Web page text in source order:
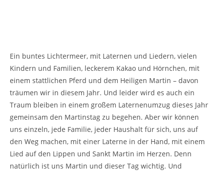
Ein buntes Lichtermeer, mit Laternen und Liedern, vielen
Kindern und Familien, leckerem Kakao und Hörnchen, mit
einem stattlichen Pferd und dem Heiligen Martin – davon
träumen wir in diesem Jahr. Und leider wird es auch ein
Traum bleiben in einem großem Laternenumzug dieses Jahr
gemeinsam den Martinstag zu begehen. Aber wir können
uns einzeln, jede Familie, jeder Haushalt für sich, uns auf
den Weg machen, mit einer Laterne in der Hand, mit einem
Lied auf den Lippen und Sankt Martin im Herzen. Denn
natürlich ist uns Martin und dieser Tag wichtig. Und